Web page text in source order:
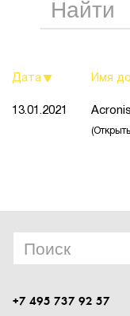
Дата Имя
13.01.2021
+7 495 737 92 57